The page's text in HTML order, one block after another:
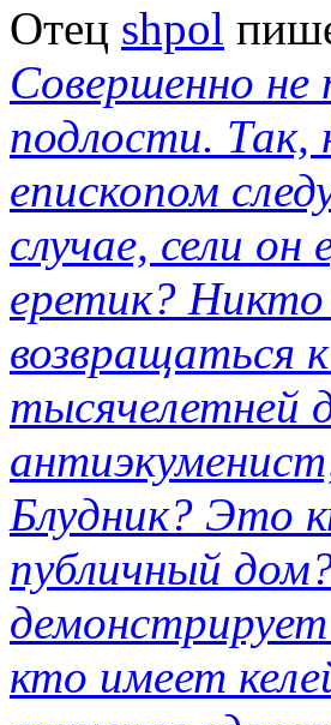
Отец shpol
Совершенно не
подлости. Так,
епископом
случае, сели
еретик? Никто
возвращаться
тысячелетней
Блудник? Это
публичный
кто имеет